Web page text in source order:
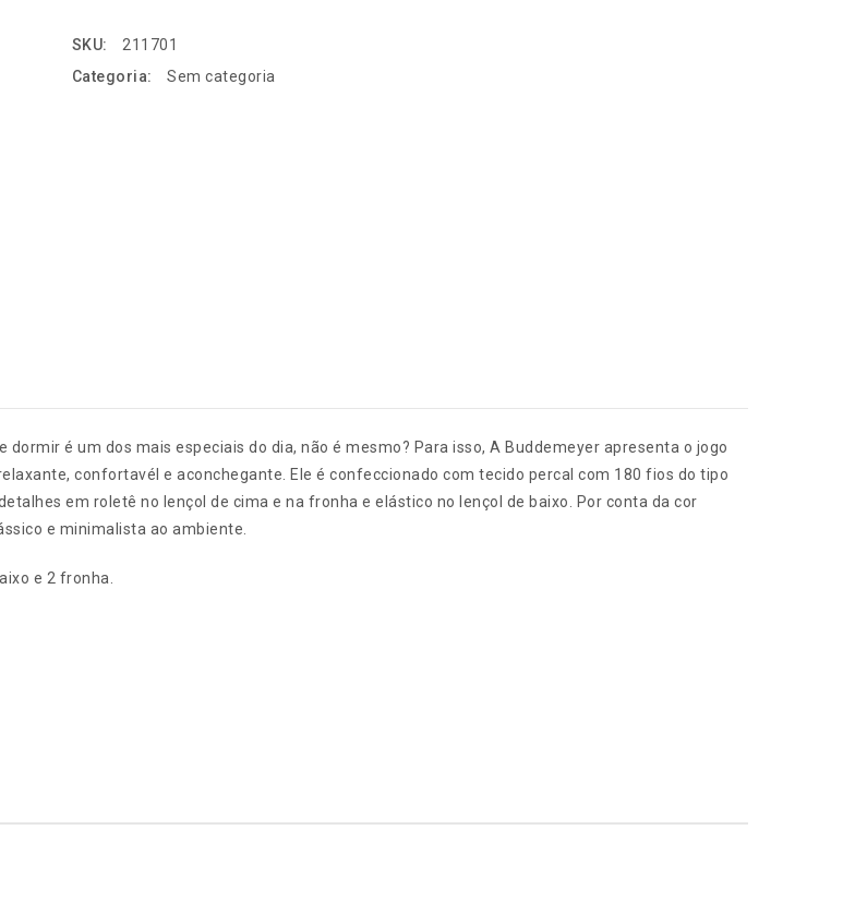
SKU:
211701
Categoria:
Sem categoria
dormir é um dos mais especiais do dia, não é mesmo? Para isso, A Buddemeyer apresenta o jogo
confortavél e aconchegante. Ele é confeccionado com tecido percal com 180 fios do tipo
em roletê no lençol de cima e na fronha e elástico no lençol de baixo. Por conta da cor
e minimalista ao ambiente.
e 2 fronha.